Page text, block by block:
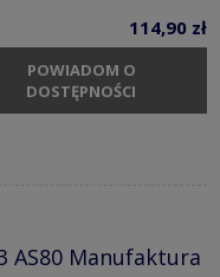
114,90 zł
POWIADOM O
DOSTĘPNOŚCI
AS80 Manufaktura